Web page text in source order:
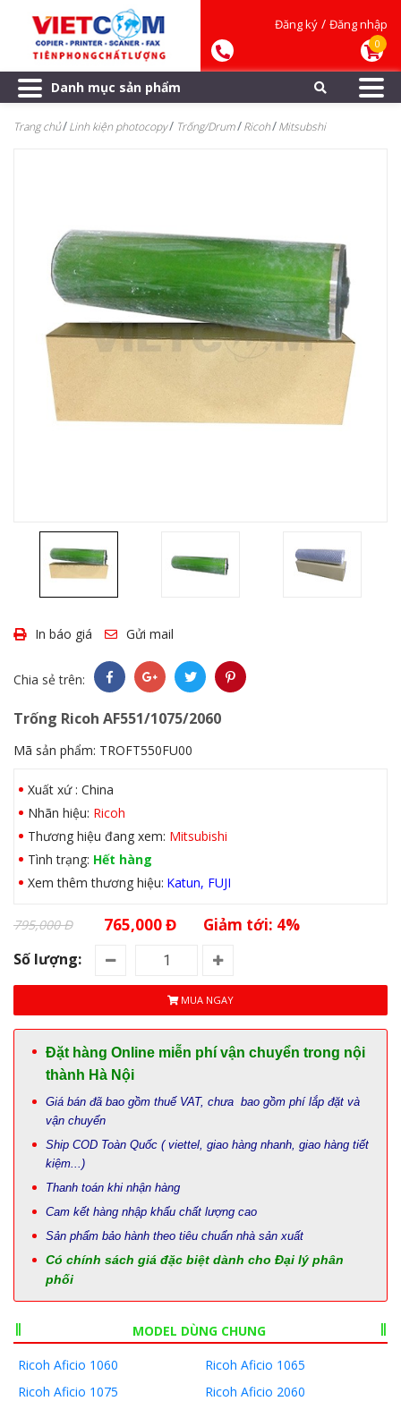
Đăng ký / Đăng nhập
0
Danh mục sản phẩm
Trang chủ Linh kiện photocopy Trống/Drum Ricoh Mitsubshi
In báo giá Gửi mail
Chia sẻ trên:
Trống Ricoh AF551/1075/2060
Mã sản phẩm: TROFT550FU00
Xuất xứ : China
Nhãn hiệu: Ricoh
Thương hiệu đang xem: Mitsubishi
Tình trạng: Hết hàng
Xem thêm thương hiệu: Katun FUJI
795,000 Đ 765,000 Đ Giảm tới: 4%
Số lượng:
MUA NGAY
Đặt hàng Online miễn phí vận chuyển trong nội
thành Hà Nội
Giá bán đã bao gồm thuế VAT, chưa bao gồm phí lắp đặt và
vận chuyển
Ship COD Toàn Quốc ( viettel, giao hàng nhanh, giao hàng tiết
kiệm...)
Thanh toán khi nhận hàng
Cam kết hàng nhập khẩu chất lượng cao
Sản phẩm bảo hành theo tiêu chuẩn nhà sản xuất
Có chính sách giá đặc biệt dành cho Đại lý phân
phối
MODEL DÙNG CHUNG
Ricoh Aficio 1060
Ricoh Aficio 1065
Ricoh Aficio 1075
Ricoh Aficio 2060